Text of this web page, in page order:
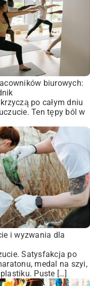
biurowych:
po całym dniu
Ten tępy ból w
i wyzwania dla
Satysfakcja po
medal na szyi,
Puste […]